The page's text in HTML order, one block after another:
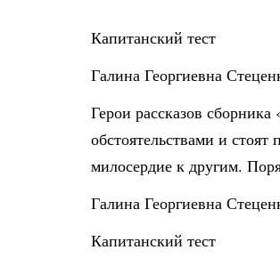
Капитанский тест
Галина Георгиевна
Герои рассказов
обстоятельствами и
милосердие к другим.
Галина Георгиевна
Капитанский тест